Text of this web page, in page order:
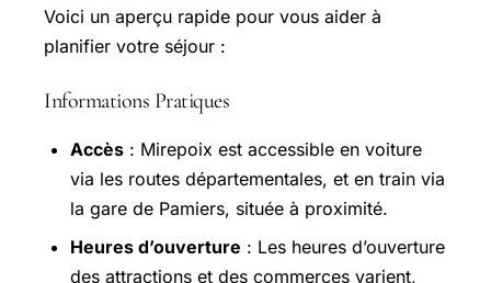
Voici un aperçu rapide pour vous aider à
planifier votre séjour :
Informations Pratiques
Accès : Mirepoix est accessible en voiture
via les routes départementales, et en train via
la gare de Pamiers, située à proximité.
Heures d’ouverture : Les heures d’ouverture
des attractions et des commerces varient,